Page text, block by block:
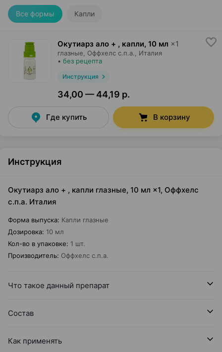
Все формы Капли
Окутиарз ало + , капли, 10 мл ×1
глазные, Оффхелс с.п.а.
, Италия
• без рецепта
Инструкция
34,00 — 44,19 р.
Где купить В корзину
Инструкция
Окутиарз ало + , капли глазные, 10 мл ×1, Оффхелс
с.п.а. Италия
Форма выпуска: Капли глазные
Дозировка: 10 мл
Кол-во в упаковке: 1 шт.
Производитель: Оффхелс с.п.а.
Что такое данный препарат
Состав
Как применять